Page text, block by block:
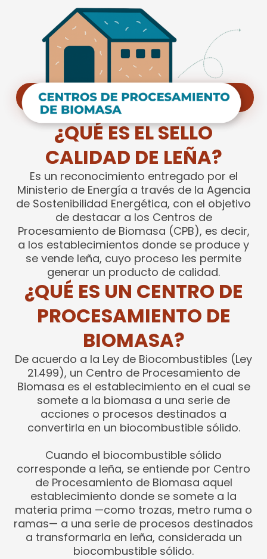
MÁS SOBRE EL SELLO CALIDAD DE LEÑA
¿QUÉ ES EL SELLO
CALIDAD DE LEÑA?
Es un reconocimiento entregado por el
Ministerio de Energía a través de la Agencia
de Sostenibilidad Energética, con el objetivo
de destacar a los Centros de
Procesamiento de Biomasa (CPB), es decir,
a los establecimientos donde se produce y
se vende leña, cuyo proceso les permite
generar un producto de calidad.
¿QUÉ ES UN CENTRO DE
PROCESAMIENTO DE
BIOMASA?
De acuerdo a la Ley de Biocombustibles (Ley
21.499), un Centro de Procesamiento de
Biomasa es el establecimiento en el cual se
somete a la biomasa a una serie de
acciones o procesos destinados a
convertirla en un biocombustible sólido.
Cuando el biocombustible sólido
corresponde a leña, se entiende por Centro
de Procesamiento de Biomasa aquel
establecimiento donde se somete a la
materia prima —como trozas, metro ruma o
ramas— a una serie de procesos destinados
a transformarla en leña, considerada un
biocombustible sólido.